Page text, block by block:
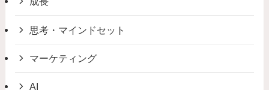
思考・マインドセット
マーケティング
AI